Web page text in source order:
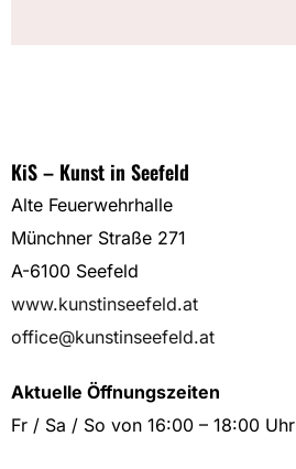
KiS – Kunst in Seefeld
Alte Feuerwehrhalle
Münchner Straße 271
A-6100 Seefeld
www.kunstinseefeld.at
office@kunstinseefeld.at
Aktuelle Öffnungszeiten
Fr / Sa / So von 16:00 – 18:00 Uhr